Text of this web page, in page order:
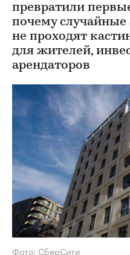
превратили
почему
не проходят
для жителей,
арендаторов
Фото: СберСити